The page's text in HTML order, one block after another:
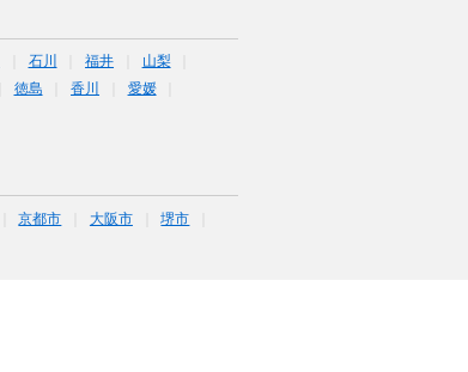
石川 福井
山梨
徳島 香川
愛媛
京都市 大阪市
堺市